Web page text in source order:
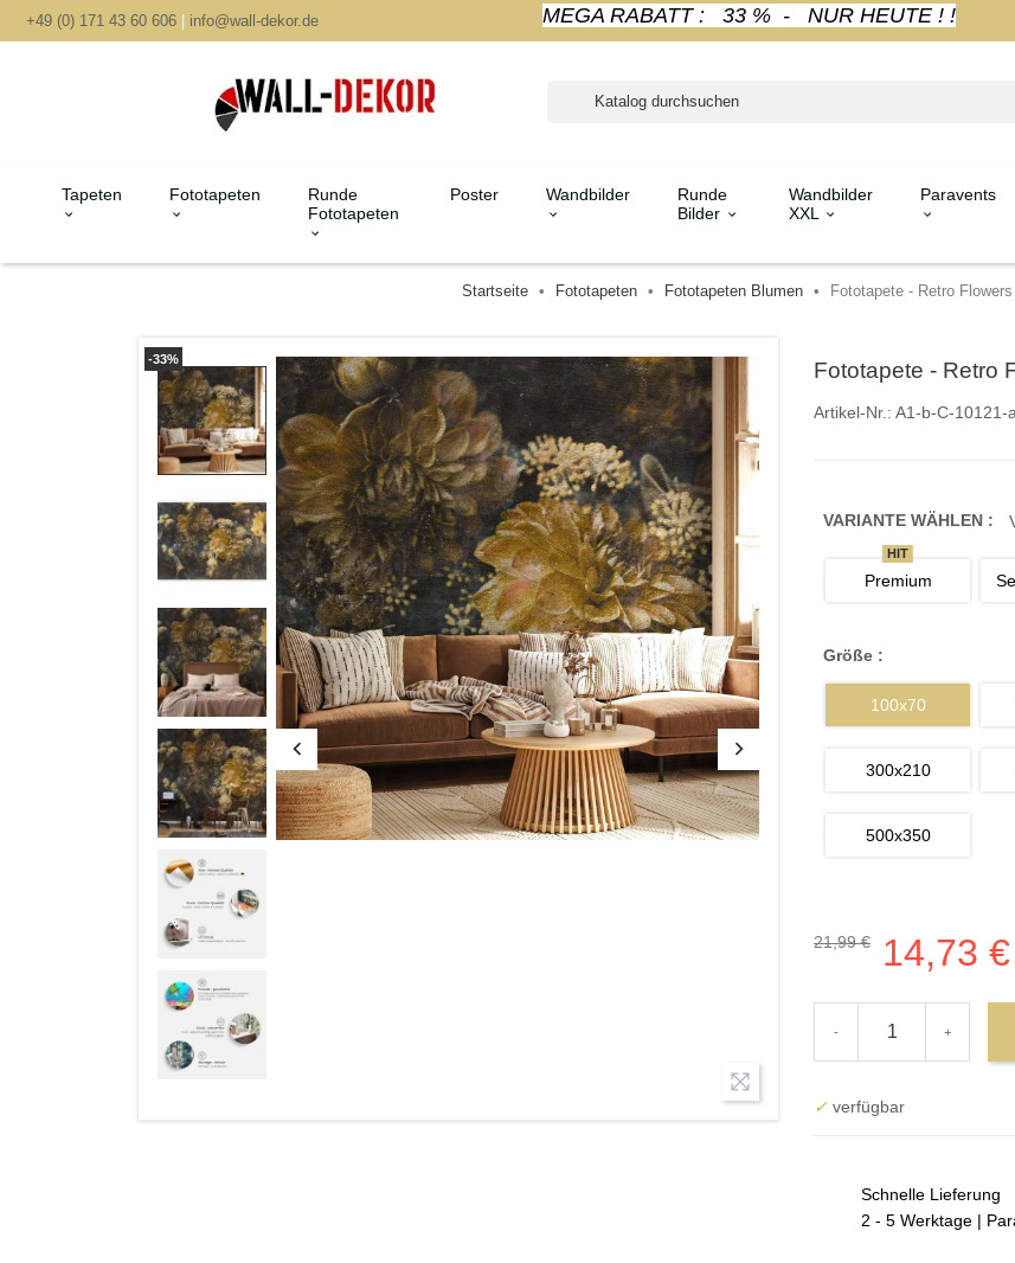
+49 (0) 171 43 60 606 | info@wall-dekor.de MEGA RABATT : 33 % - NUR HEUTE ! !
Tapeten Fototapeten
Runde
Fototapeten
Poster Wandbilder
Runde
Bilder
Wandbilder
XXL
Paravents
Startseite Fototapeten Fototapeten Blumen Fototapete - Retro
-33% Fototapete - Retro
Artikel-Nr.: A1-b-C-10121-
VARIANTE WÄHLEN :
Premium
HIT
Größe :
100x70
300x210
500x350
21,99 € 14,73 €
- +
✓ verfügbar
Schnelle Lieferung
2 - 5 Werktage |